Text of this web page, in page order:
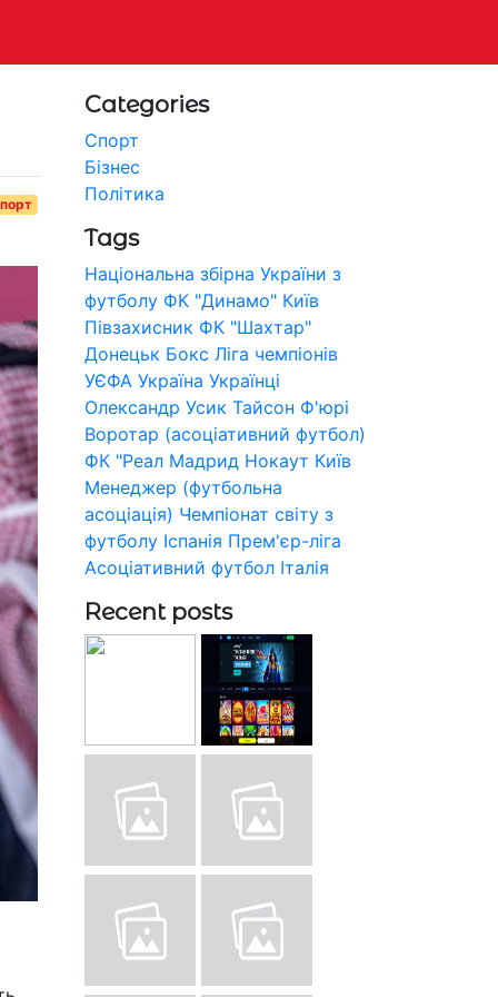
Categories
Спорт
Бізнес
Політика
Tags
Національна збірна України з
футболу ФК "Динамо" Київ
Півзахисник ФК "Шахтар"
Донецьк Бокс Ліга чемпіонів
УЄФА Україна Українці
Олександр Усик Тайсон Ф'юрі
Воротар (асоціативний футбол)
ФК "Реал Мадрид Нокаут Київ
Менеджер (футбольна
асоціація) Чемпіонат світу з
футболу Іспанія Прем'єр-ліга
Асоціативний футбол Італія
Recent posts